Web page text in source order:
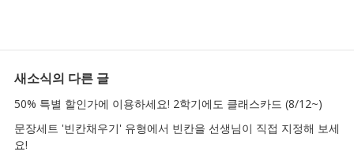
새소식의 다른 글
50% 특별 할인가에 이용하세요! 2학기에도 클래스카드 (8/12~)
문장세트 '빈칸채우기' 유형에서 빈칸을 선생님이 직접 지정해 보세
요!